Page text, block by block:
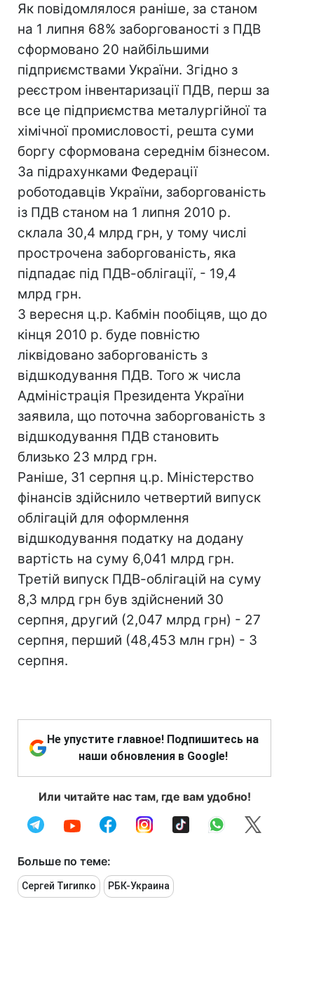
Як повідомлялося раніше, за станом
на 1 липня 68% заборгованості з ПДВ
сформовано 20 найбільшими
підприємствами України. Згідно з
реєстром інвентаризації ПДВ, перш за
все це підприємства металургійної та
хімічної промисловості, решта суми
боргу сформована середнім бізнесом.
За підрахунками Федерації
роботодавців України, заборгованість
із ПДВ станом на 1 липня 2010 р.
склала 30,4 млрд грн, у тому числі
прострочена заборгованість, яка
підпадає під ПДВ-облігації, - 19,4
млрд грн.
3 вересня ц.р. Кабмін пообіцяв, що до
кінця 2010 р. буде повністю
ліквідовано заборгованість з
відшкодування ПДВ. Того ж числа
Адміністрація Президента України
заявила, що поточна заборгованість з
відшкодування ПДВ становить
близько 23 млрд грн.
Раніше, 31 серпня ц.р. Міністерство
фінансів здійснило четвертий випуск
облігацій для оформлення
відшкодування податку на додану
вартість на суму 6,041 млрд грн.
Третій випуск ПДВ-облігацій на суму
8,3 млрд грн був здійснений 30
серпня, другий (2,047 млрд грн) - 27
серпня, перший (48,453 млн грн) - 3
серпня.
Не упустите главное! Подпишитесь на
наши обновления в Google!
Или читайте нас там, где вам удобно!
Больше по теме:
Сергей Тигипко РБК-Украина